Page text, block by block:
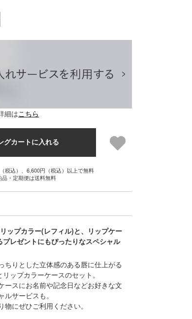
細はこちら
グカートに入れる
税込）、6,600円（税込）以上で無料
品・定期便は送料無料
ップカラー(レフィル)と、リップケー
レゼントにもぴったりなスペシャル
ちりとした立体感のある唇に仕上がる
ップカラーケースのセット。
ースにお名前や記念日などお好きな文
サービスも。
にぜひご利用ください。